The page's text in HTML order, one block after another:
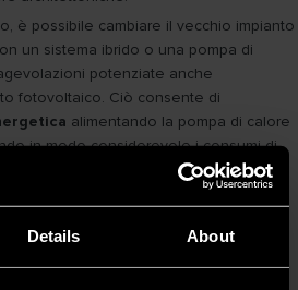
Details About
è possibile cambiare il vecchio impianto
un sistema ibrido o una pompa di
potenziate anche
fotovoltaico. Ciò consente di
alimentando la pompa di calore
in modo considerevole i consumi di
per un sistema 100% green sul
convertibile anche in
cedibile a terzi.
e sulla possibilità di ottenere uno